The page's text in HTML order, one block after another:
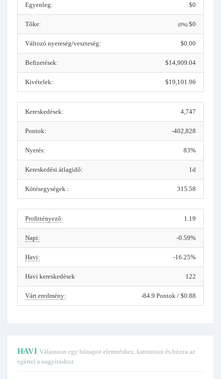
Egyenleg: $0
Tőke: (0%) $0
Változó nyereség/veszteség: $0.00
Befizetések: $14,909.04
Kivételek: $19,101.96
Kereskedések: 4,747
Pontok: -402,828
Nyerés: 83%
Kereskedési átlagidő: 1d
Kötésegységek : 315.58
Profittényező: 1.19
Napi: -0.59%
Havi: -16.25%
Havi kereskedések 122
Várt eredmény: -84.9 Pontok / $0.88
HAVI Válasszon egy hónapot elemzéshez, kattintson és húzza az
egérrel a nagyításhoz